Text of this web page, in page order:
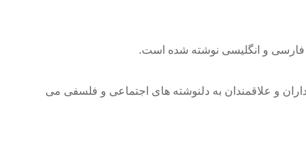
فارسی و انگلیسی نوشته شده است.
و علاقمندان به دلنوشته های اجتماعی و فلسفی می